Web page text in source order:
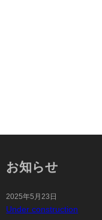
お知らせ
2025年5月23日
Under construction